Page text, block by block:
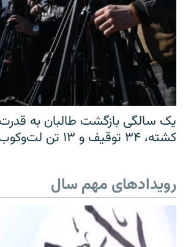
کشته، ۳۴ توقیف و ۱۳ تن لت‌وکوب شده‌اند
رویدادهای مهم سال